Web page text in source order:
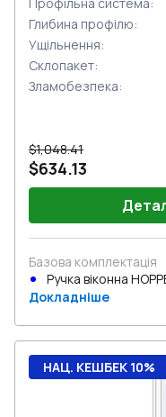
Глибина профілю:
Ущільнення:
Склопакет:
Зламобезпека:
$1,048.41
$634.13
Базова комплектація
Ручка віконна
Докладніше
НАЦ. КЕШБЕК 10%